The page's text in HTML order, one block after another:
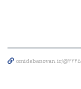
omidebanovan.ir/@3245